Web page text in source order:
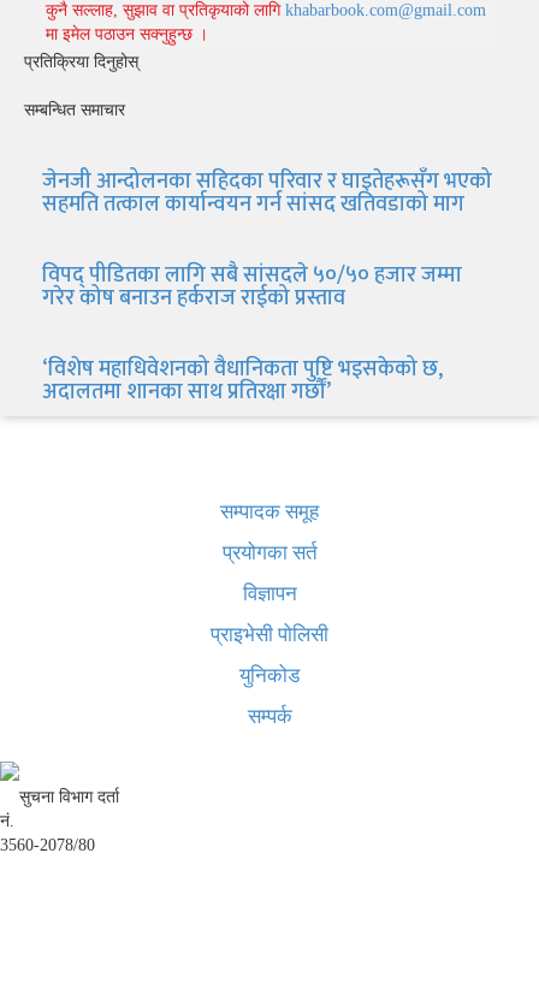
कुनै सल्लाह, सुझाव वा प्रतिकृयाको लागि khabarbook.com@gmail.com
मा इमेल पठाउन सक्नुहुन्छ ।
प्रतिक्रिया दिनुहोस्
सम्बन्धित समाचार
जेनजी आन्दोलनका सहिदका परिवार र घाइतेहरूसँग भएको
सहमति तत्काल कार्यान्वयन गर्न सांसद खतिवडाको माग
विपद् पीडितका लागि सबै सांसदले ५०/५० हजार जम्मा
गरेर कोष बनाउन हर्कराज राईको प्रस्ताव
‘विशेष महाधिवेशनको वैधानिकता पुष्टि भइसकेको छ,
अदालतमा शानका साथ प्रतिरक्षा गर्छौं’
सम्पादक समूह
प्रयोगका सर्त
विज्ञापन
प्राइभेसी पोलिसी
युनिकोड
सम्पर्क
सुचना विभाग दर्ता
नं.
3560-2078/80